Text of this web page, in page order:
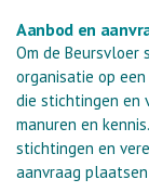
Aanbod en
Om de
organisatie op
die stichtingen en
manuren en
stichtingen en
aanvraag